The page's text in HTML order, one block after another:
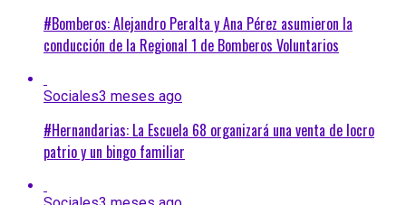
#Bomberos: Alejandro Peralta y Ana Pérez asumieron la
conducción de la Regional 1 de Bomberos Voluntarios
Sociales3 meses ago
#Hernandarias: La Escuela 68 organizará una venta de locro
patrio y un bingo familiar